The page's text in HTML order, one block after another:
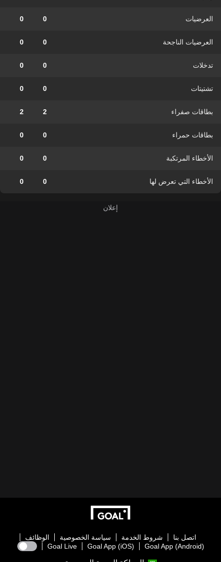
العرضيات 0
0
العرضيات الناجحة 0
0
تدخلات 0
0
تشتيتات 0
0
بطاقات صفراء 2
2
بطاقات حمراء 0
0
الأخطاء المرتكبة 0
0
الأخطاء التي تعرض لها 0
0
اتصل بنا شروط الخدمة سياسة الخصوصية
الوظائف
Goal App (Android)
Goal App (iOS)
Goal Live